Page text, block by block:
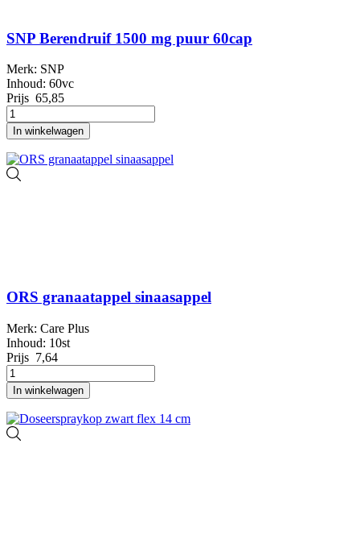
SNP Berendruif 1500 mg puur 60cap
Merk: SNP
Inhoud: 60vc
Prijs 65,85
In winkelwagen
ORS granaatappel sinaasappel
Merk: Care Plus
Inhoud: 10st
Prijs 7,64
In winkelwagen